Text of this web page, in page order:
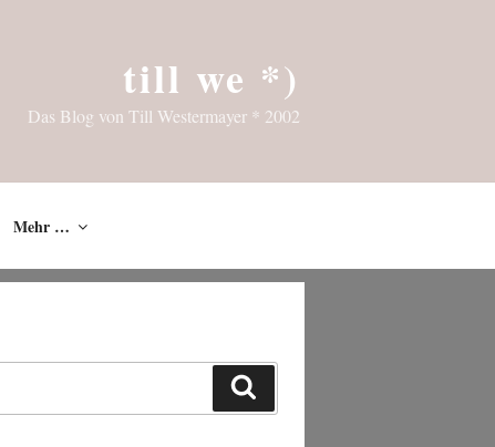
till we *)
Das Blog von Till Westermayer * 2002
Mehr …